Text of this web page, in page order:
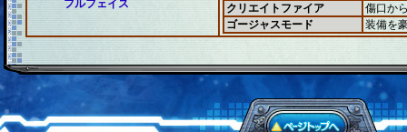
フルフェイス
クリエイトファイア
傷口か
ゴージャスモード
装備を